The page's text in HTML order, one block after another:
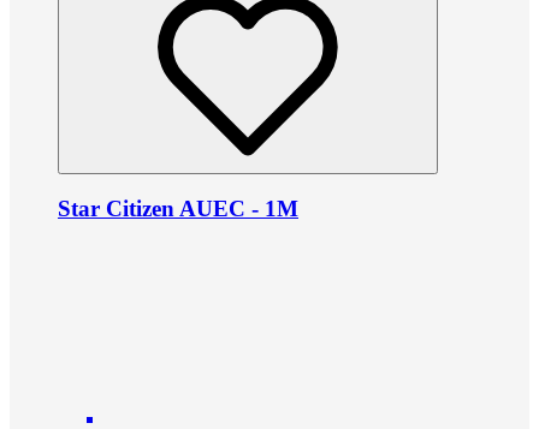
Star Citizen AUEC - 1M